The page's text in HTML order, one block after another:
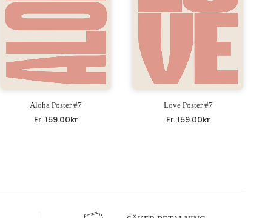
Aloha Poster #7
Fr.159.00kr
Love Poster #7
Fr.159.00kr